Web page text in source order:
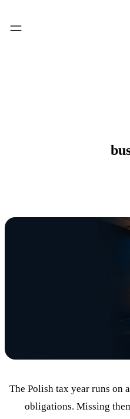
The Polish tax year runs on
obligations. Missing